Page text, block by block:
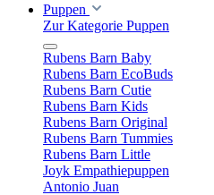
Puppen
Zur Kategorie Puppen
Rubens Barn Baby
Rubens Barn EcoBuds
Rubens Barn Cutie
Rubens Barn Kids
Rubens Barn Original
Rubens Barn Tummies
Rubens Barn Little
Joyk Empathiepuppen
Antonio Juan